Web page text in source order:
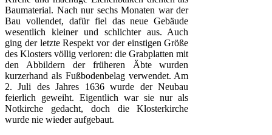
Bau­material. Nach nur sechs Monaten war der
Bau vollendet, dafür fiel das neue Gebäude
wesentlich klei­ner und schlichter aus. Auch
ging der letzte Respekt vor der einstigen Größe
des Klosters völlig verloren: die Grab­platten mit
den Abbildern der früheren Äbte wurden
kurzerhand als Fußbodenbelag verwendet. Am
2. Juli des Jahres 1636 wurde der Neubau
feierlich geweiht. Eigentlich war sie nur als
Notkirche gedacht, doch die Klosterkirche
wurde nie wieder aufgebaut.